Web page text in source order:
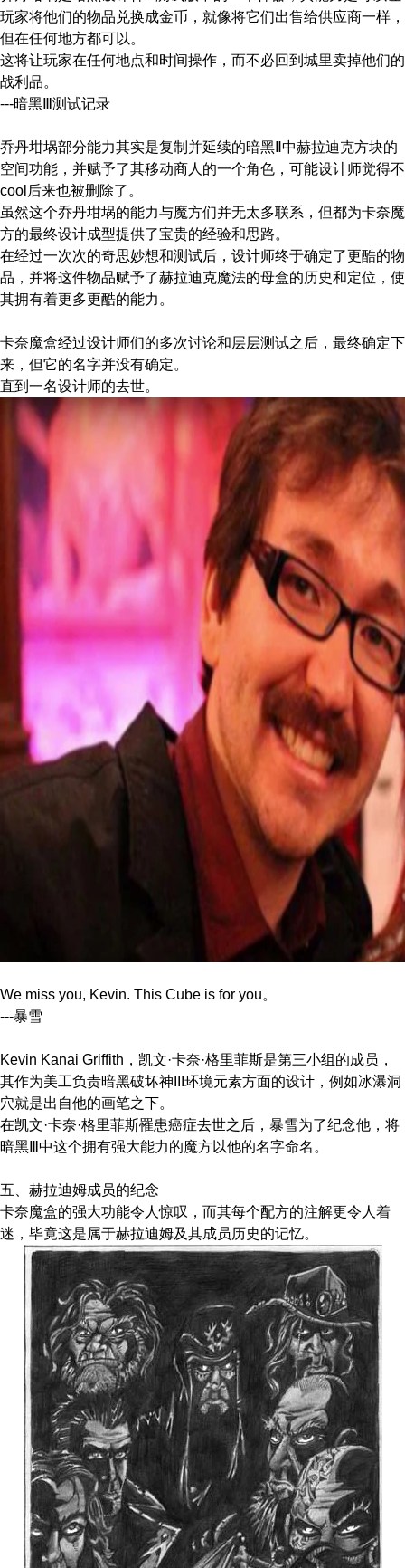
玩家将他们的物品兑换成金币，就像将它们出售给供应商一样，
但在任何地方都可以。
这将让玩家在任何地点和时间操作，而不必回到城里卖掉他们的
战利品。
---暗黑Ⅲ测试记录
乔丹坩埚部分能力其实是复制并延续的暗黑Ⅱ中赫拉迪克方块的
空间功能，并赋予了其移动商人的一个角色，可能设计师觉得不
cool后来也被删除了。
虽然这个乔丹坩埚的能力与魔方们并无太多联系，但都为卡奈魔
方的最终设计成型提供了宝贵的经验和思路。
在经过一次次的奇思妙想和测试后，设计师终于确定了更酷的物
品，并将这件物品赋予了赫拉迪克魔法的母盒的历史和定位，使
其拥有着更多更酷的能力。
卡奈魔盒经过设计师们的多次讨论和层层测试之后，最终确定下
来，但它的名字并没有确定。
直到一名设计师的去世。
We miss you, Kevin. This Cube is for you。
---暴雪
Kevin Kanai Griffith，凯文·卡奈·格里菲斯是第三小组的成员，
其作为美工负责暗黑破坏神III环境元素方面的设计，例如冰瀑洞
穴就是出自他的画笔之下。
在凯文·卡奈·格里菲斯罹患癌症去世之后，暴雪为了纪念他，将
暗黑Ⅲ中这个拥有强大能力的魔方以他的名字命名。
五、赫拉迪姆成员的纪念
卡奈魔盒的强大功能令人惊叹，而其每个配方的注解更令人着
迷，毕竟这是属于赫拉迪姆及其成员历史的记忆。